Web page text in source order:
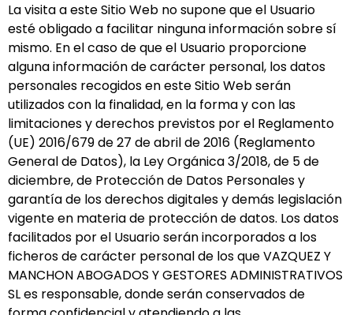
La visita a este Sitio Web no supone que el Usuario
esté obligado a facilitar ninguna información sobre sí
mismo. En el caso de que el Usuario proporcione
alguna información de carácter personal, los datos
personales recogidos en este Sitio Web serán
utilizados con la finalidad, en la forma y con las
limitaciones y derechos previstos por el Reglamento
(UE) 2016/679 de 27 de abril de 2016 (Reglamento
General de Datos), la Ley Orgánica 3/2018, de 5 de
diciembre, de Protección de Datos Personales y
garantía de los derechos digitales y demás legislación
vigente en materia de protección de datos. Los datos
facilitados por el Usuario serán incorporados a los
ficheros de carácter personal de los que VAZQUEZ Y
MANCHON ABOGADOS Y GESTORES ADMINISTRATIVOS
SL es responsable, donde serán conservados de